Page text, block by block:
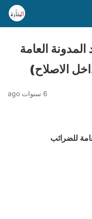
العامة
الاصلاح)
6 سنوات ago
للضرائب